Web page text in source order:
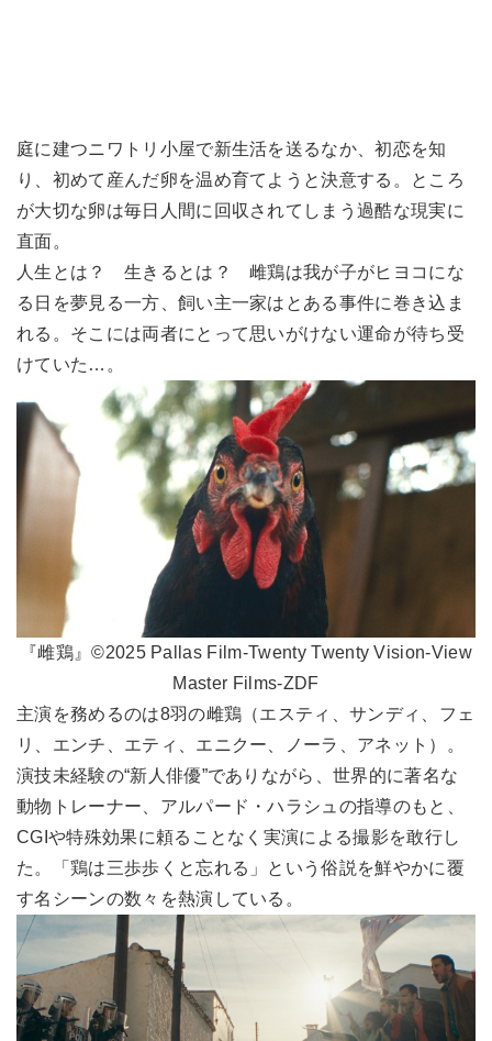
庭に建つニワトリ小屋で新生活を送るなか、初恋を知
り、初めて産んだ卵を温め育てようと決意する。ところ
が大切な卵は毎日人間に回収されてしまう過酷な現実に
直面。
人生とは？ 生きるとは？ 雌鶏は我が子がヒヨコにな
る日を夢見る一方、飼い主一家はとある事件に巻き込ま
れる。そこには両者にとって思いがけない運命が待ち受
けていた…。
『雌鶏』©2025 Pallas Film-Twenty Twenty Vision-View
Master Films-ZDF
主演を務めるのは8羽の雌鶏（エスティ、サンディ、フェ
リ、エンチ、エティ、エニクー、ノーラ、アネット）。
演技未経験の“新人俳優”でありながら、世界的に著名な
動物トレーナー、アルパード・ハラシュの指導のもと、
CGIや特殊効果に頼ることなく実演による撮影を敢行し
た。「鶏は三歩歩くと忘れる」という俗説を鮮やかに覆
す名シーンの数々を熱演している。